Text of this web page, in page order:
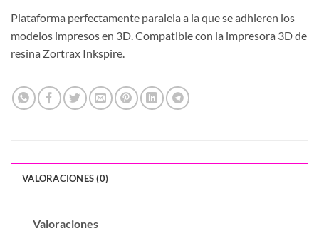
Plataforma perfectamente paralela a la que se adhieren los
modelos impresos en 3D. Compatible con la impresora 3D de
resina Zortrax Inkspire.
VALORACIONES (0)
Valoraciones